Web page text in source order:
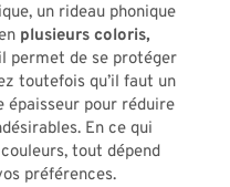
un rideau phonique
plusieurs coloris,
permet de se protéger
toutefois qu’il faut un
épaisseur pour réduire
En ce qui
tout dépend
préférences.